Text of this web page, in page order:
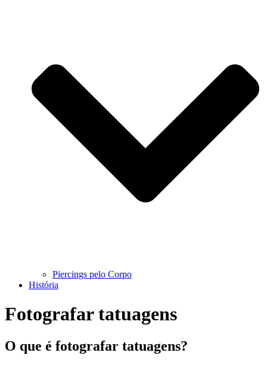
Piercings pelo Corpo
História
Fotografar tatuagens
O que é fotografar tatuagens?